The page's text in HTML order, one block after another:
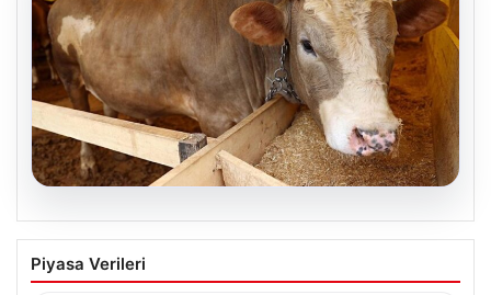
Kurbanlık fiyatları il il sorgulama ekranı
2026: Büyükbaş ve küçükbaş canlı kilo
Piyasa Verileri